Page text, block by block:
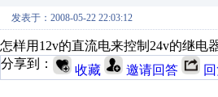
发表于：2008-05-22 22:03:12
怎样用12v的直流电来控制24v的继电
分享到：
收藏 邀请回答